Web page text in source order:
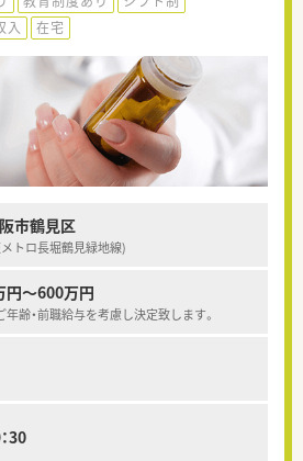
入 在宅
市鶴見区
トロ長堀鶴見緑地線)
円～600万円
齢・前職給与を考慮し決定致します。
30